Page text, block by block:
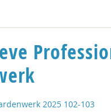
2025 102-103